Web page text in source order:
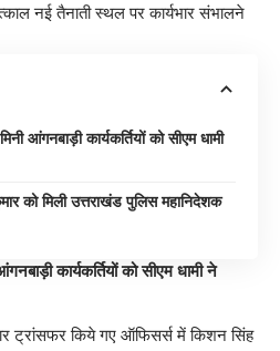
नई तैनाती स्थल पर कार्यभार संभालने
आंगनबाड़ी कार्यकर्तियों को सीएम धामी
को मिली उत्तराखंड पुलिस महानिदेशक
कार्यकर्तियों को सीएम धामी ने
ट्रांसफर किये गए ऑफिसर्स में किशन सिंह